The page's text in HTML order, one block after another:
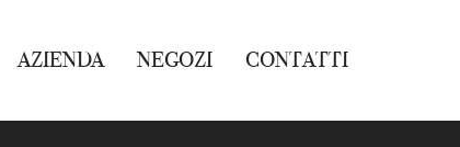
AZIENDA NEGOZI CONTATTI